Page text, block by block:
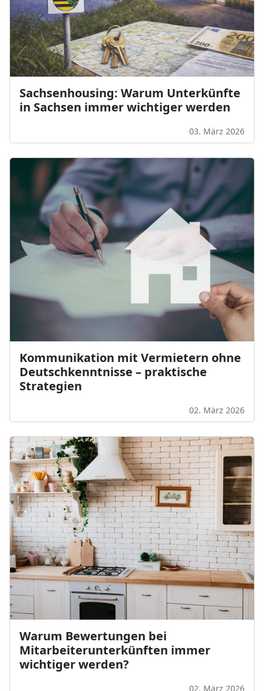
Sachsenhousing: Warum Unterkünfte
in Sachsen immer wichtiger werden
03. März 2026
Kommunikation mit Vermietern ohne
Deutschkenntnisse – praktische
Strategien
02. März 2026
Warum Bewertungen bei
Mitarbeiterunterkünften immer
wichtiger werden?
02. März 2026